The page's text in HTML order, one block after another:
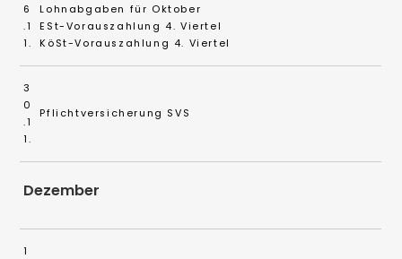
6
.1
1.
Lohnabgaben für Oktober
ESt-Vorauszahlung 4. Viertel
KöSt-Vorauszahlung 4. Viertel
3
0
.1
1.
Pflichtversicherung SVS
Dezember
1